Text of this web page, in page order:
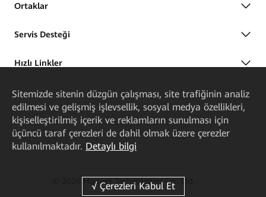
Ortaklar
Servis Desteği
Hızlı Linkler
© 2026 Huawei Technologies Co., Ltd.
Sitemizde sitenin düzgün çalışması, site trafiğinin analiz
edilmesi ve gelişmiş işlevsellik, sosyal medya özellikleri,
kişiselleştirilmiş içerik ve reklamların sunulması için
üçüncü taraf çerezleri de dahil olmak üzere çerezler
kullanılmaktadır. Detaylı bilgi